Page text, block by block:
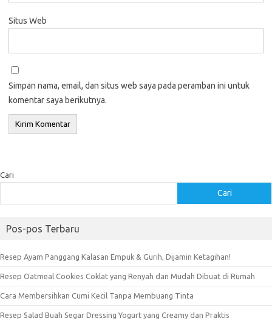
Situs Web
Simpan nama, email, dan situs web saya pada peramban ini untuk
komentar saya berikutnya.
Cari
Cari
Pos-pos Terbaru
Resep Ayam Panggang Kalasan Empuk & Gurih, Dijamin Ketagihan!
Resep Oatmeal Cookies Coklat yang Renyah dan Mudah Dibuat di Rumah
Cara Membersihkan Cumi Kecil Tanpa Membuang Tinta
Resep Salad Buah Segar Dressing Yogurt yang Creamy dan Praktis